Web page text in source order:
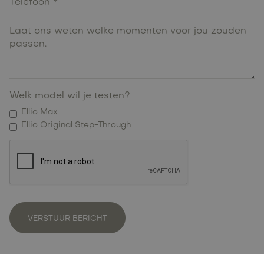
Welk model wil je testen?
Ellio Max
Ellio Original Step-Through